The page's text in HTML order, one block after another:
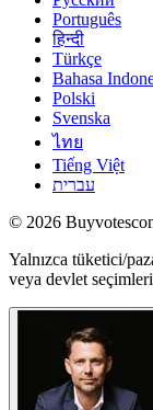
Português
हिन्दी
Türkçe
Bahasa
Polski
Svenska
ไทย
Tiếng Việt
עברית
© 2026
Yalnızca tüketici/
veya devlet